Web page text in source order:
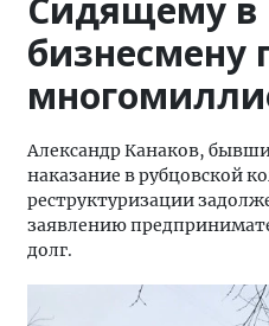
Сидящему в
бизнесмену
Александр Канаков,
наказание в рубцовской
реструктуризации
заявлению
долг.